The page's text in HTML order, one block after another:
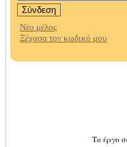
Το έργο